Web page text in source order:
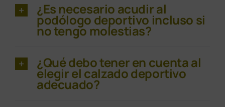
¿Es necesario acudir al
podólogo deportivo incluso si
no tengo molestias?
¿Qué debo tener en cuenta al
elegir el calzado deportivo
adecuado?